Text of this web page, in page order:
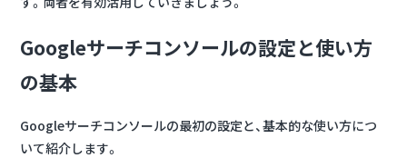
Googleサーチコンソールの設定と使い方
の基本
Googleサーチコンソールの最初の設定と、基本的な使い方につ
いて紹介します。